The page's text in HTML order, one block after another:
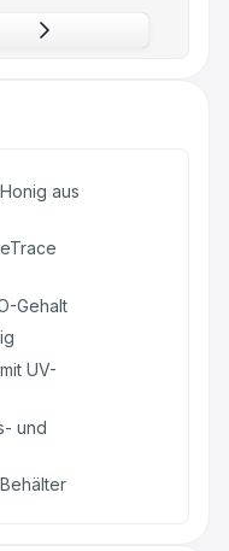
aus
Gehalt
UV-
und